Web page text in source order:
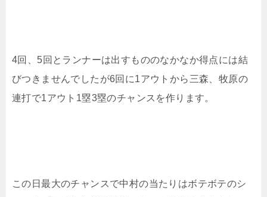
4回、5回とランナーは出すもののなかなか得点には結
びつきませんでしたが6回に1アウトから三森、牧原の
連打で1アウト1塁3塁のチャンスを作ります。
この日最大のチャンスで中村の当たりはボテボテのシ